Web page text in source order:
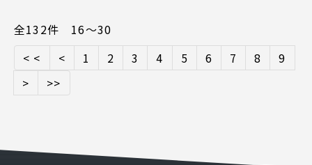
全132件 16〜30
< <
< 1 2 3 4 5 6 7 8
9
>
>>